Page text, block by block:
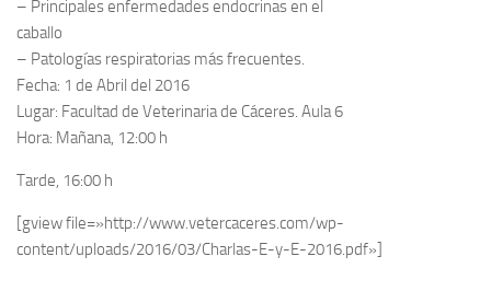
– Principales enfermedades endocrinas en el
caballo
– Patologías respiratorias más frecuentes.
Fecha: 1 de Abril del 2016
Lugar: Facultad de Veterinaria de Cáceres. Aula 6
Hora: Mañana, 12:00 h
Tarde, 16:00 h
[gview file=»http://www.vetercaceres.com/wp-
content/uploads/2016/03/Charlas-E-y-E-2016.pdf»]